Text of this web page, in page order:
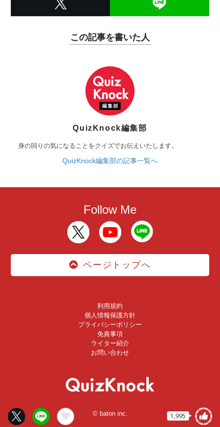
1,995
この記事を書いた人
QuizKnock編集部
身の回りの気になることをクイズでお伝えいたします。
QuizKnock編集部の記事一覧へ
Follow Me
ページトップへ
利用規約
個人情報保護方針
プライバシーポリシー
免責事項
ライター紹介
お問い合わせ
© baton inc.